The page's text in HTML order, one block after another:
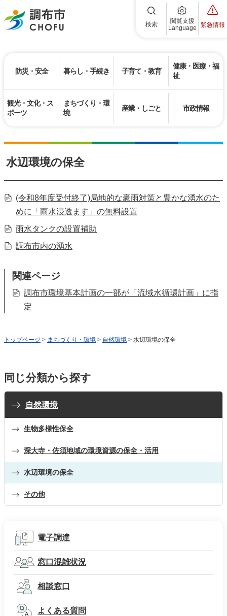
調布市 検索
閲覧支援
Language
緊急情報
防災・安全 暮らし・手続き 子育て・教育
健康・医療・福
祉
観光・文化・ス
ポーツ
まちづくり・環
境
産業・しごと 市政情報
水辺環境の保全
(令和8年度受付終了)局地的な豪雨対策と豊かな湧水のた
めに「雨水浸透ます」の無料設置
雨水タンクの設置補助
調布市内の湧水
関連ページ
調布市環境基本計画の一部が「流域水循環計画」に指
定
トップページ > まちづくり・環境 > 自然環境 > 水辺環境の保全
同じ分類から探す
自然環境
生物多様性保全
深大寺・佐須地域の環境資源の保全・活用
水辺環境の保全
その他
電子調達
窓口混雑状況
相談窓口
よくある質問